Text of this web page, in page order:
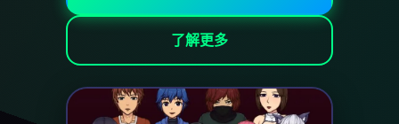
了解更多